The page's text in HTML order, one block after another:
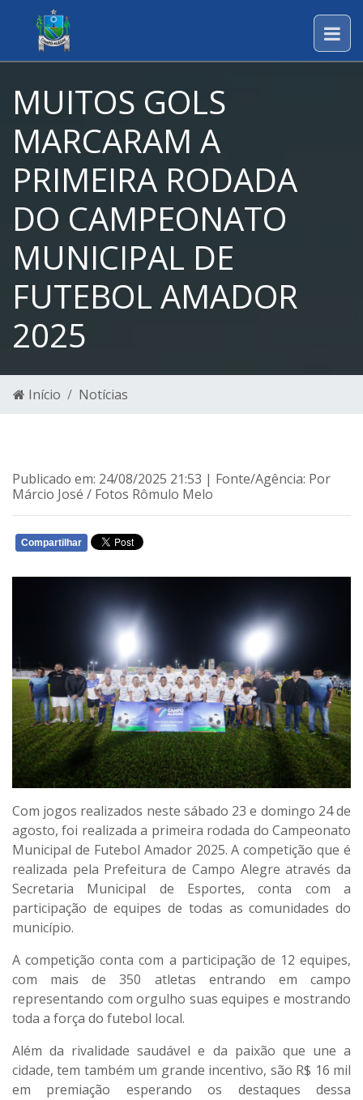
MUITOS GOLS
MARCARAM A
PRIMEIRA RODADA
DO CAMPEONATO
MUNICIPAL DE
FUTEBOL AMADOR
2025
Início Notícias
Publicado em: 24/08/2025 21:53 | Fonte/Agência: Por
Márcio José / Fotos Rômulo Melo
Compartilhar
Com jogos realizados neste sábado 23 e domingo 24 de
agosto, foi realizada a primeira rodada do Campeonato
Municipal de Futebol Amador 2025. A competição que é
realizada pela Prefeitura de Campo Alegre através da
Secretaria Municipal de Esportes, conta com a
participação de equipes de todas as comunidades do
município.
A competição conta com a participação de 12 equipes,
com mais de 350 atletas entrando em campo
representando com orgulho suas equipes e mostrando
toda a força do futebol local.
Além da rivalidade saudável e da paixão que une a
cidade, tem também um grande incentivo, são R$ 16 mil
em premiação esperando os destaques dessa